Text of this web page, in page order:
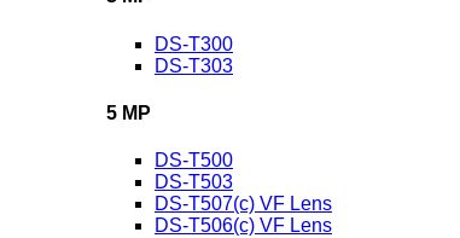
DS-T300
DS-T303
5 MP
DS-T500
DS-T503
DS-T507(c) VF Lens
DS-T506(c) VF Lens